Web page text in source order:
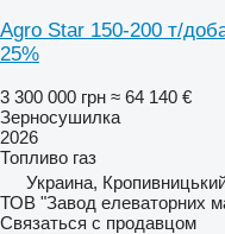
Agro Star 150-200 т/
25%
3 300 000 грн ≈ 64 140 €
Зерносушилка
2026
Топливо газ
Украина,
ТОВ "Завод елеваторних
Связаться с продавцом